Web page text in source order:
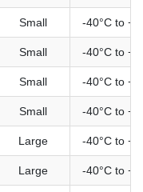
Small -40°C to
Small -40°C to
Small -40°C to
Small -40°C to
Large -40°C to
Large -40°C to